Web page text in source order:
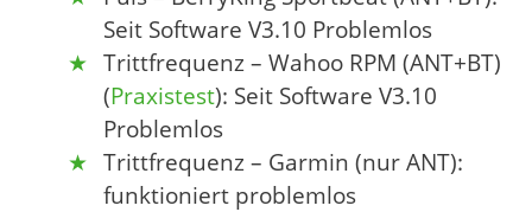
Seit Software V3.10 Problemlos
Trittfrequenz – Wahoo RPM (ANT+BT)
(Praxistest): Seit Software V3.10
Problemlos
Trittfrequenz – Garmin (nur ANT):
funktioniert problemlos